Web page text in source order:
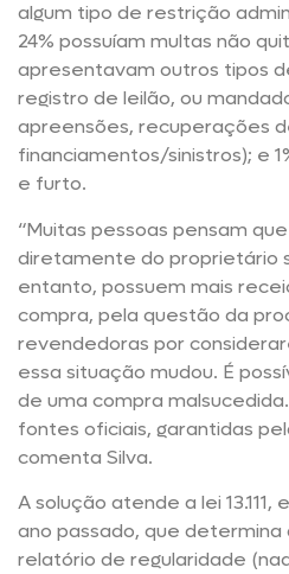
algum tipo de restrição
24% possuíam multas não
apresentavam outros tipos
registro de leilão, ou
apreensões, recuperações
financiamentos/sinistros); e
e furto.
“Muitas pessoas pensam
diretamente do proprietário
entanto, possuem mais
compra, pela questão da
revendedoras por
essa situação mudou. É
de uma compra
fontes oficiais, garantidas
comenta Silva.
A solução atende a lei
ano passado, que determina
relatório de regularidade